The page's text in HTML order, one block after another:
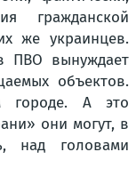
гражданской
же украинцев.
ПВО вынуждает
объектов.
городе. А это
они могут, в
над головами